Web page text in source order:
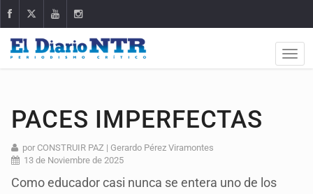
PACES IMPERFECTAS
por CONSTRUIR PAZ | Gerardo Pérez Viramontes
13 de Noviembre de 2025
Como educador casi nunca se entera uno de los